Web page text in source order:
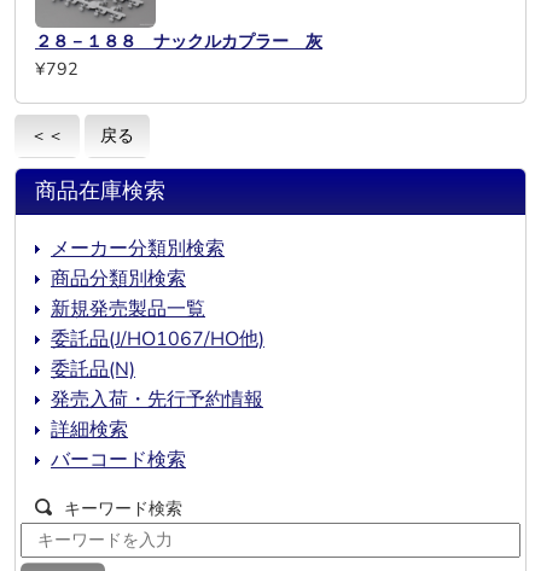
２８－１８８ ナックルカプラー 灰
¥792
＜＜ 戻る
商品在庫検索
メーカー分類別検索
商品分類別検索
新規発売製品一覧
委託品(J/HO1067/HO他)
委託品(N)
発売入荷・先行予約情報
詳細検索
バーコード検索
キーワード検索